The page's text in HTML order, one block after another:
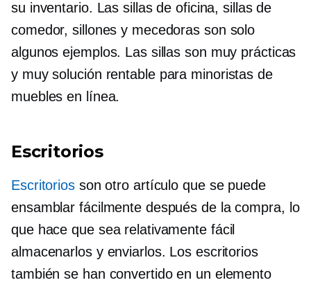
su inventario. Las sillas de oficina, sillas de
comedor, sillones y mecedoras son solo
algunos ejemplos. Las sillas son muy prácticas
y muysolución rentable para minoristas de
muebles en línea.
Escritorios
Escritoriosson otro artículo que se puede
ensamblar fácilmente después de la compra, lo
que hace que sea relativamente fácil
almacenarlos y enviarlos. Los escritorios
también se han convertido en un elemento